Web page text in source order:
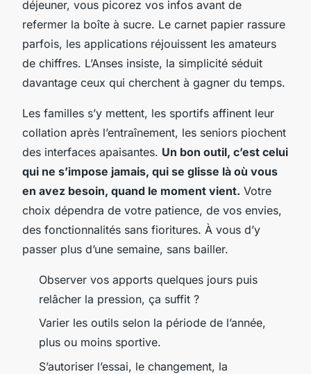
déjeuner, vous picorez vos infos avant de
refermer la boîte à sucre. Le carnet papier rassure
parfois, les applications réjouissent les amateurs
de chiffres. L’Anses insiste, la simplicité séduit
davantage ceux qui cherchent à gagner du temps.
Les familles s’y mettent, les sportifs affinent leur
collation après l’entraînement, les seniors piochent
des interfaces apaisantes. Un bon outil, c’est celui
qui ne s’impose jamais, qui se glisse là où vous
en avez besoin, quand le moment vient. Votre
choix dépendra de votre patience, de vos envies,
des fonctionnalités sans fioritures. À vous d’y
passer plus d’une semaine, sans bailler.
Observer vos apports quelques jours puis
relâcher la pression, ça suffit ?
Varier les outils selon la période de l’année,
plus ou moins sportive.
S’autoriser l’essai, le changement, la